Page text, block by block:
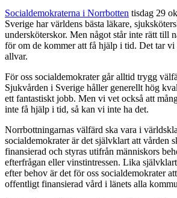
Socialdemokraterna i Norrbotten tisdag 29
Sverige har världens bästa läkare,
undersköterskor. Men något står inte rätt till
för om de kommer att få hjälp i tid. Det tar vi
allvar.
För oss socialdemokrater går alltid trygg
Sjukvården i Sverige håller generellt hög
ett fantastiskt jobb. Men vi vet också att
inte få hjälp i tid, så kan vi inte ha det.
Norrbottningarnas välfärd ska vara i
socialdemokrater är det självklart att vården
finansierad och styras utifrån människors
efterfrågan eller vinstintressen. Lika
efter behov är det för oss socialdemokrater
offentligt finansierad vård i länets alla